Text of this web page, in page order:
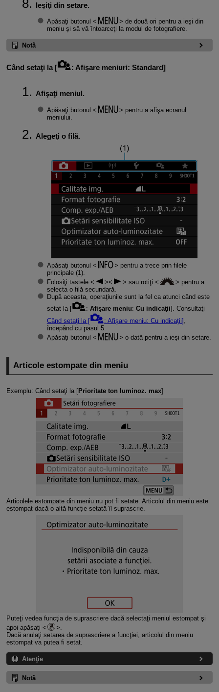
Ieşiţi din setare.
Apăsaţi butonul
de două ori pentru a ieşi din
meniu şi să vă întoarceţi la modul de fotografiere.
Notă
Când setaţi la [ :Afişare meniuri:Standard]
Afişaţi meniul.
Apăsaţi butonul
pentru a afişa ecranul
meniului.
Alegeţi o filă.
Apăsaţi butonul
pentru a trece prin filele
principale (1).
Folosiţi tastele
sau rotiţi
pentru a
selecta o filă secundară.
După aceasta, operaţiunile sunt la fel ca atunci când este
setat la [
:Afişare meniu:Cu indicaţii]. Consultaţi
Când setaţi la [
:Afişare meniu:Cu indicaţii] ,
începând cu pasul 5.
Apăsaţi butonul
o dată pentru a ieşi din setare.
Articole estompate din meniu
Exemplu: Când setaţi la [Prioritate ton luminoz. max]
Articolele estompate din meniu nu pot fi setate. Articolul din meniu este
estompat dacă o altă funcţie setată îl suprascrie.
Puteţi vedea funcţia de suprascriere dacă selectaţi meniul estompat şi
apoi apăsaţi
.
Dacă anulaţi setarea de suprascriere a funcţiei, articolul din meniu
estompat va putea fi setat.
Atenţie
Notă